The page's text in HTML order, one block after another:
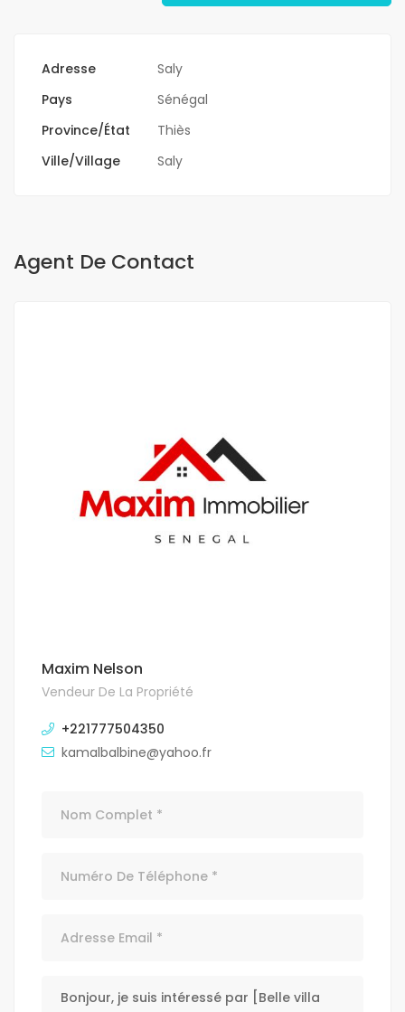
Adresse
Saly
Pays
Sénégal
Province/État
Thiès
Ville/Village
Saly
Agent De Contact
Maxim Nelson
Vendeur De La Propriété
+221777504350
kamalbalbine@yahoo.fr